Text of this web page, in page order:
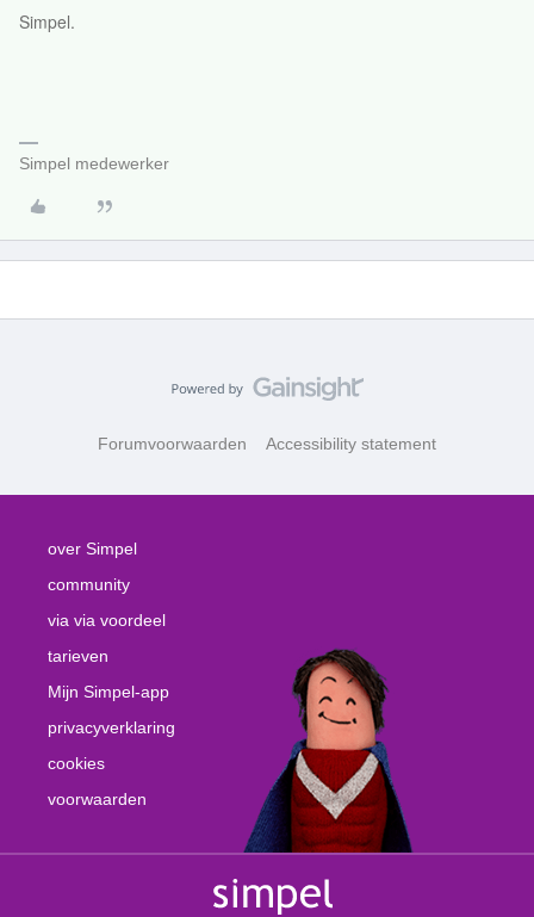
Simpel.
Simpel medewerker
Forumvoorwaarden Accessibility statement
over Simpel
community
via via voordeel
tarieven
Mijn Simpel-app
privacyverklaring
cookies
voorwaarden